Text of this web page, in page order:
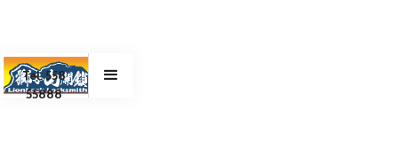
Tel. 558
55888